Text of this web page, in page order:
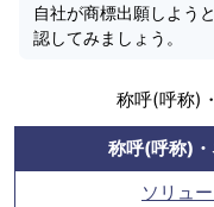
自社が商標出願しよう
認してみましょう。
称呼(呼称)
称呼(呼称)
ソリュ